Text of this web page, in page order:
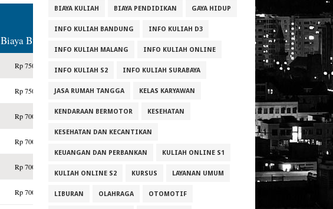
Biaya Bulanan
Rp 750.000
Rp 750.000
Rp 700.000
Rp 700.000
Rp 700.000
Rp 700.000
BIAYA KULIAH BIAYA PENDIDIKAN GAYA HIDUP
INFO KULIAH BANDUNG INFO KULIAH D3
INFO KULIAH MALANG INFO KULIAH ONLINE
INFO KULIAH S2 INFO KULIAH SURABAYA
JASA RUMAH TANGGA KELAS KARYAWAN
KENDARAAN BERMOTOR KESEHATAN
KESEHATAN DAN KECANTIKAN
KEUANGAN DAN PERBANKAN KULIAH ONLINE S1
KULIAH ONLINE S2 KURSUS LAYANAN UMUM
LIBURAN OLAHRAGA OTOMOTIF